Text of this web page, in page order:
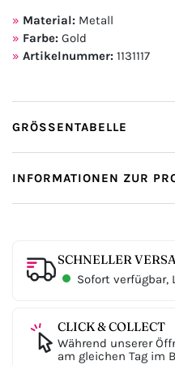
Material: Metall
Farbe: Gold
Artikelnummer: 1131117
GRÖSSENTABELLE
INFORMATIONEN ZUR
SCHNELLER
Sofort verfügbar,
CLICK & COLLECT
Während unserer
am gleichen Tag im